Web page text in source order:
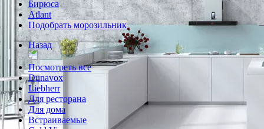
Бирюса
Atlant
Подобрать морозильник
Назад
Посмотреть все
Dunavox
Liebherr
Для ресторана
Для дома
Встраиваемые